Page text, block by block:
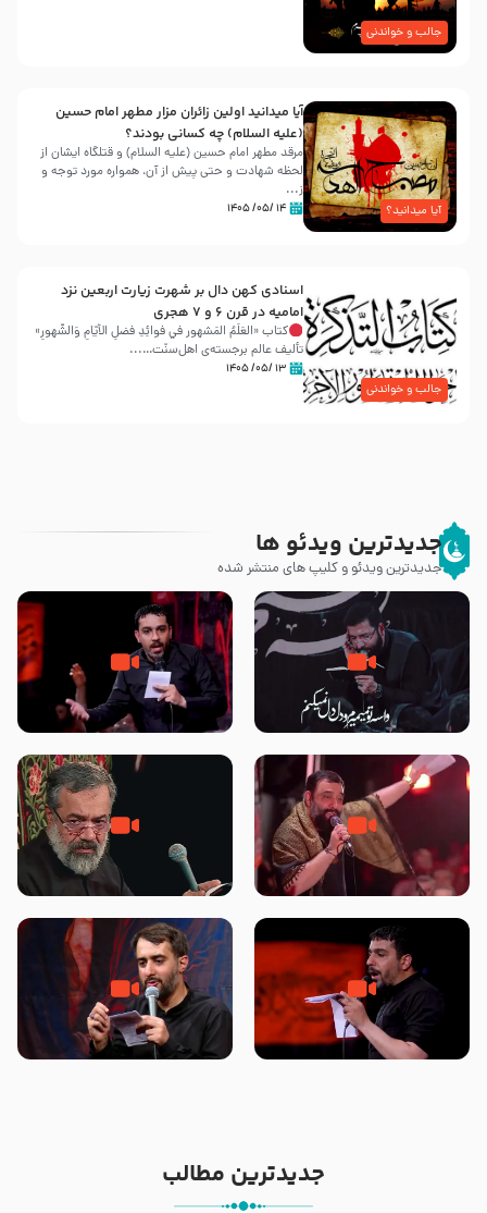
جالب و خواندنی
آیا میدانید؟
آیا میدانید اولین زائران مزار مطهر امام حسین
(علیه السلام) چه کسانی بودند؟
مرقد مطهر امام حسین (علیه السلام) و قتلگاه ایشان از
لحظه شهادت و حتی پیش از آن، همواره مورد توجه و
ز...
۱۴ /۰۵/ ۱۴۰۵
جالب و خواندنی
اسنادی کهن دال بر شهرت زیارت اربعین نزد
امامیه در قرن ۶ و ۷ هجری
کتاب «العَلَمُ المَشهور في فَوائِدِ فَضلِ الأيّامِ وَالشُّهورِ»
تألیف عالم برجسته‌ی اهل‌سنّت…...
۱۳ /۰۵/ ۱۴۰۵
جدیدترین ویدئو ها
جدیدترین ویدئو و کلیپ های منتشر شده
مصداق کربلا – حاج حسین سیب
سرخی
شور ، حسینا! به‌ حق زهرا «أُنْظُرْ
إِلَینا» – عزاداری شب هفتم ماه
جانا جانا ابی عبدالله – کربلایی جواد
مقدم – شب هشتم محرم 1448 –
مادر منم مثل تو خمیدم – حاج
محمود کریمی – شهادت حضرت
هیئت رایة العباس علیه السلام
تک ، عبّاس، صاحب دل‌هاست –
حاج حنیف طاهری – عزاداری شب
من غلام نوکراتم من عاشق کربلاتم
– شور زمینه – شب هفتم – محرم
جدیدترین مطالب